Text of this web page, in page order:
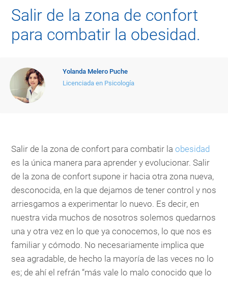
Salir de la zona de confort
para combatir la obesidad.
Yolanda Melero Puche
Licenciada en Psicología
Salir de la zona de confort para combatir la obesidad
es la única manera para aprender y evolucionar. Salir
de la zona de confort supone ir hacia otra zona nueva,
desconocida, en la que dejamos de tener control y nos
arriesgamos a experimentar lo nuevo. Es decir, en
nuestra vida muchos de nosotros solemos quedarnos
una y otra vez en lo que ya conocemos, lo que nos es
familiar y cómodo. No necesariamente implica que
sea agradable, de hecho la mayoría de las veces no lo
es; de ahí el refrán “más vale lo malo conocido que lo